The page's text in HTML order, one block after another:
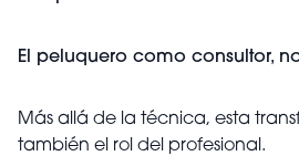
El peluquero como consultor,
Más allá de la técnica, esta
también el rol del profesional.